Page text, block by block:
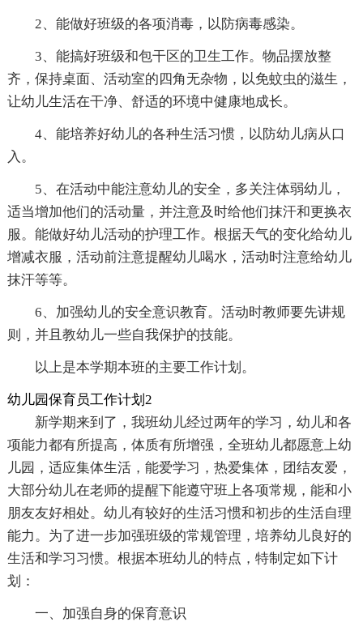
2、能做好班级的各项消毒，以防病毒感染。
3、能搞好班级和包干区的卫生工作。物品摆放整
齐，保持桌面、活动室的四角无杂物，以免蚊虫的滋生，
让幼儿生活在干净、舒适的环境中健康地成长。
4、能培养好幼儿的各种生活习惯，以防幼儿病从口
入。
5、在活动中能注意幼儿的安全，多关注体弱幼儿，
适当增加他们的活动量，并注意及时给他们抹汗和更换衣
服。能做好幼儿活动的护理工作。根据天气的变化给幼儿
增减衣服，活动前注意提醒幼儿喝水，活动时注意给幼儿
抹汗等等。
6、加强幼儿的安全意识教育。活动时教师要先讲规
则，并且教幼儿一些自我保护的技能。
以上是本学期本班的主要工作计划。
幼儿园保育员工作计划2
新学期来到了，我班幼儿经过两年的学习，幼儿和各
项能力都有所提高，体质有所增强，全班幼儿都愿意上幼
儿园，适应集体生活，能爱学习，热爱集体，团结友爱，
大部分幼儿在老师的提醒下能遵守班上各项常规，能和小
朋友友好相处。幼儿有较好的生活习惯和初步的生活自理
能力。为了进一步加强班级的常规管理，培养幼儿良好的
生活和学习习惯。根据本班幼儿的特点，特制定如下计
划：
一、加强自身的保育意识